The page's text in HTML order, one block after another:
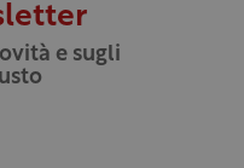
e sugli